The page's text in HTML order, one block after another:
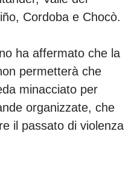
Cordoba e Chocò.
ha affermato che la
permetterà che
minacciato per
organizzate, che
il passato di violenza